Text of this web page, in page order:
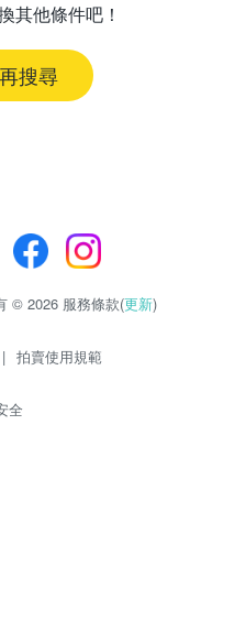
其他條件吧！
搜尋
© 2026 服務條款(更新)
| 拍賣使用規範
全